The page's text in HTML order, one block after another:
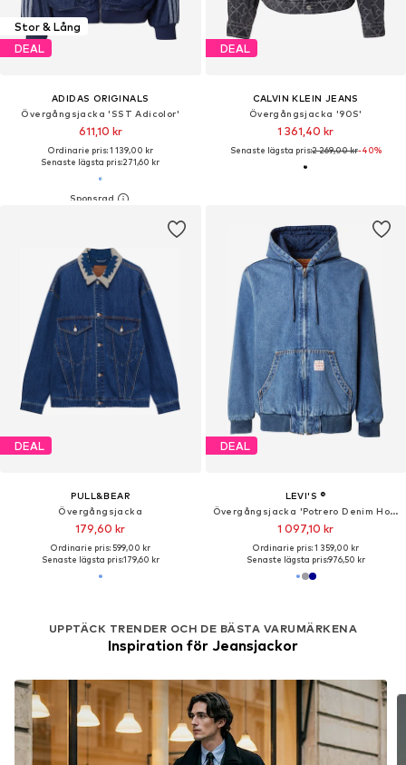
Stor & Lång
DEAL
ADIDAS ORIGINALS
Övergångsjacka 'SST Adicolor'
611,10 kr
Ordinarie pris: 1 139,00 kr
Senaste lägsta pris:271,60 kr
DEAL
CALVIN KLEIN JEANS
Övergångsjacka '90S'
1 361,40 kr
Senaste lägsta pris:2 269,00 kr-40%
DEAL
PULL&BEAR
Övergångsjacka
179,60 kr
Ordinarie pris: 599,00 kr
Senaste lägsta pris:179,60 kr
DEAL
LEVI'S ®
Övergångsjacka 'Potrero Denim Hoodie'
1 097,10 kr
Ordinarie pris: 1 359,00 kr
Senaste lägsta pris:976,50 kr
UPPTÄCK TRENDER OCH DE BÄSTA VARUMÄRKENA
Inspiration för Jeansjackor